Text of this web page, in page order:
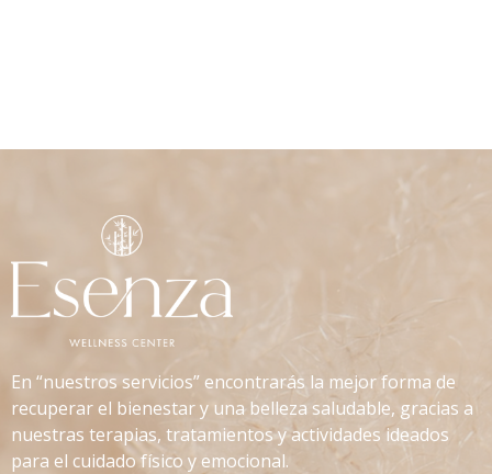
En “nuestros servicios” encontrarás la mejor forma de
recuperar el bienestar y una belleza saludable, gracias a
nuestras terapias, tratamientos y actividades ideados
para el cuidado físico y emocional.